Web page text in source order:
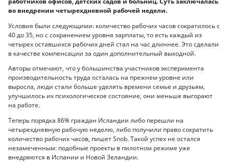
во внедрении четырехдневной рабочей недели.
Условия были следующими: количество рабочих часов сократилось с
40 до 35, но с сохранением уровня зарплаты, то есть каждый из
четырех оставшихся рабочих дней стал на час длиннее. Это сделали
в качестве компенсации за один дополнительный выходной.
Авторы отмечают, что у большинства участников эксперимента
производительность труда осталась на прежнем уровне или
выросла, люди стали больше уделять времени семье и друзьям,
улучшилось их психологическое состояние, они меньше выгорают
на работе.
Теперь порядка 86% граждан Исландии либо перешли на
четырехдневную рабочую неделю, либо получили право сократить
количество рабочих часов, пишет Snob. Такой успех не остался
незамеченным: подобные проекты в пилотном режиме уже
внедряются в Испании и Новой Зеландии.